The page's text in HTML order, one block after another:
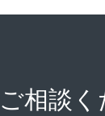
ご相談く